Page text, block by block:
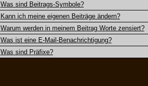
Was sind Beitrags-Symbole?
Kann ich meine eigenen Beiträge ändern?
Warum werden in meinem Beitrag Worte zensiert?
Was ist eine E-Mail-Benachrichtigung?
Was sind Präfixe?